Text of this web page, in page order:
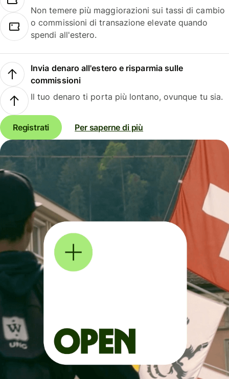
Non temere più maggiorazioni sui tassi di cambio
o commissioni di transazione elevate quando
spendi all'estero.
Invia denaro all'estero e risparmia sulle
commissioni
Il tuo denaro ti porta più lontano, ovunque tu sia.
Registrati Per saperne di più